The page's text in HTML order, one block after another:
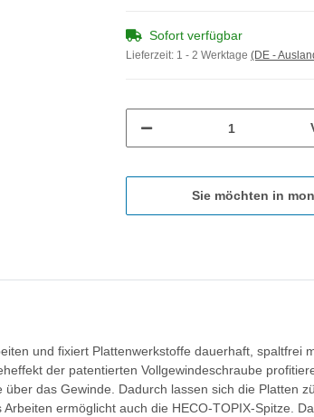
Sofort verfügbar
Lieferzeit: 1 - 2 Werktage (DE -
Sie möchten in
und fixiert Plattenwerkstoffe dauerhaft, spaltfrei
der patentierten Vollgewindeschraube
das Gewinde. Dadurch lassen sich die Platten
ermöglicht auch die HECO-TOPIX-Spitze.